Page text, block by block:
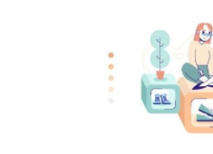
POUR
VOTRE
PROJET
E-
COMMERCE ?